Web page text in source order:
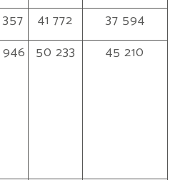
41 772
37 594
50 233 45 210